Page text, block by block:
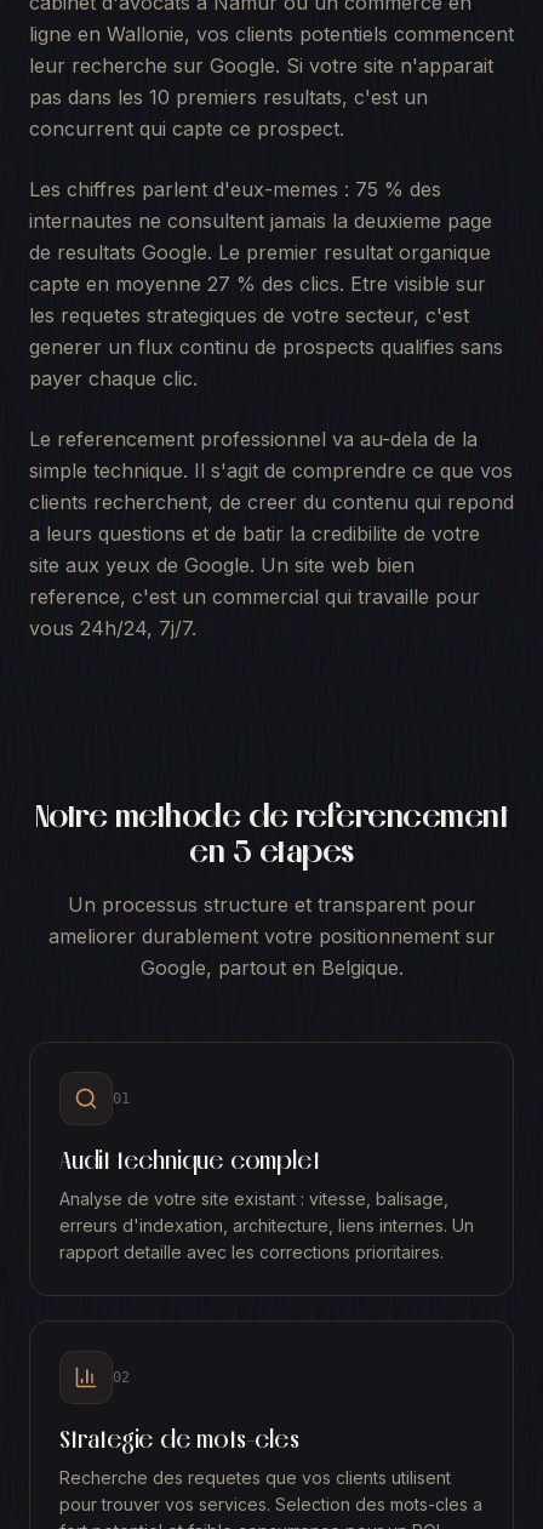
ligne en Wallonie, vos clients potentiels commencent
leur recherche sur Google. Si votre site n'apparait
pas dans les 10 premiers resultats, c'est un
concurrent qui capte ce prospect.
Les chiffres parlent d'eux-memes : 75 % des
internautes ne consultent jamais la deuxieme page
de resultats Google. Le premier resultat organique
capte en moyenne 27 % des clics. Etre visible sur
les requetes strategiques de votre secteur, c'est
generer un flux continu de prospects qualifies sans
payer chaque clic.
Le referencement professionnel va au-dela de la
simple technique. Il s'agit de comprendre ce que vos
clients recherchent, de creer du contenu qui repond
a leurs questions et de batir la credibilite de votre
site aux yeux de Google. Un site web bien
reference, c'est un commercial qui travaille pour
vous 24h/24, 7j/7.
Notre methode de referencement
en 5 etapes
Un processus structure et transparent pour
ameliorer durablement votre positionnement sur
Google, partout en Belgique.
01
Audit technique complet
Analyse de votre site existant : vitesse, balisage,
erreurs d'indexation, architecture, liens internes. Un
rapport detaille avec les corrections prioritaires.
02
Strategie de mots-cles
Recherche des requetes que vos clients utilisent
pour trouver vos services. Selection des mots-cles a